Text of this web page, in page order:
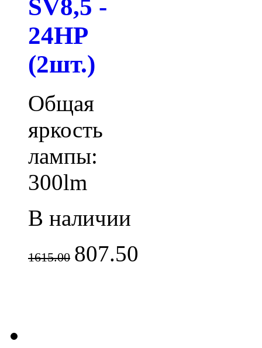
SV8,5 -
24HP
(2шт.)
Общая
яркость
лампы:
300lm
В наличии
1615.00 807.50